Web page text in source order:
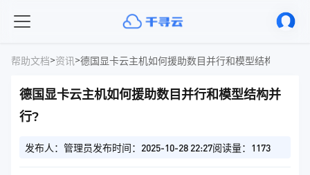
帮助文档>资讯>德国显卡云主机如何援助数目并行和模型结构并行?
德国显卡云主机如何援助数目并行和模型结构并
行?
发布人：管理员发布时间：2025-10-28 22:27阅读量：1173